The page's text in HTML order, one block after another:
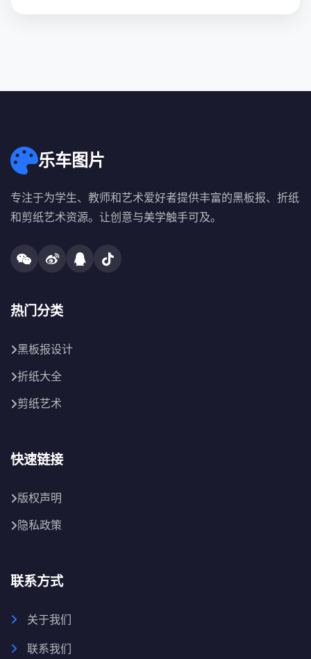
乐车图片
专注于为学生、教师和艺术爱好者提供丰富的黑板报、折纸
和剪纸艺术资源。让创意与美学触手可及。
热门分类
黑板报设计
折纸大全
剪纸艺术
快速链接
版权声明
隐私政策
联系方式
关于我们
联系我们